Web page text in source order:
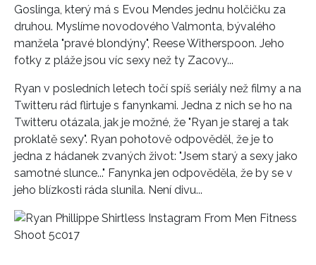
INFORMACE
REDAKCE
Goslinga, který má s Evou Mendes jednu holčičku za
druhou. Myslíme novodového Valmonta, bývalého
manžela "pravé blondýny", Reese Witherspoon. Jeho
fotky z pláže jsou víc sexy než ty Zacovy...
Ryan v posledních letech točí spíš seriály než filmy a na
Twitteru rád flirtuje s fanynkami. Jedna z nich se ho na
Twitteru otázala, jak je možné, že "Ryan je starej a tak
proklatě sexy". Ryan pohotově odpověděl, že je to
jedna z hádanek zvaných život: "Jsem starý a sexy jako
samotné slunce..." Fanynka jen odpověděla, že by se v
jeho blízkosti ráda slunila. Není divu...